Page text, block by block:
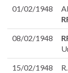
01/02/1948
08/02/1948
15/02/1948